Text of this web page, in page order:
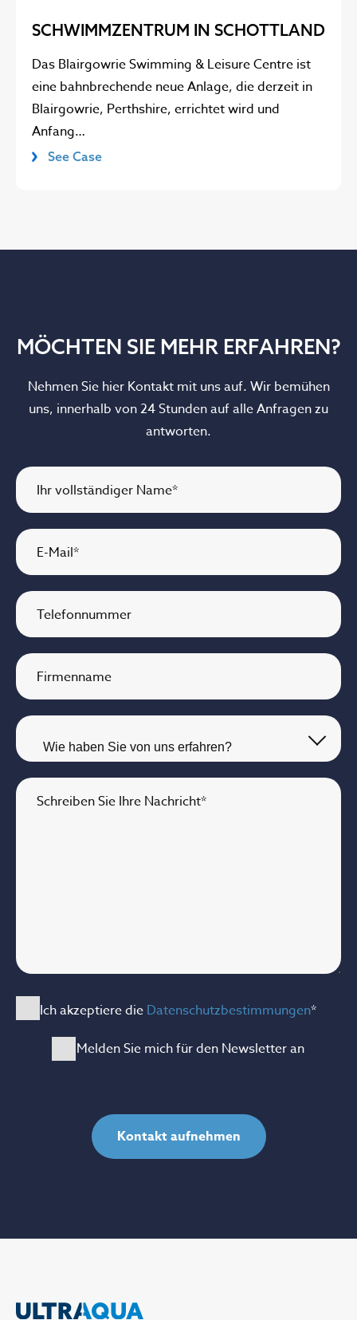
SCHWIMMZENTRUM IN SCHOTTLAND
Das Blairgowrie Swimming & Leisure Centre ist
eine bahnbrechende neue Anlage, die derzeit in
Blairgowrie, Perthshire, errichtet wird und
Anfang…
See Case
MÖCHTEN SIE MEHR ERFAHREN?
Nehmen Sie hier Kontakt mit uns auf. Wir bemühen
uns, innerhalb von 24 Stunden auf alle Anfragen zu
antworten.
Ihr vollständiger Name*
E-Mail*
Telefonnummer
Firmenname
Schreiben Sie Ihre Nachricht*
Ich akzeptiere die Datenschutzbestimmungen*
Melden Sie mich für den Newsletter an